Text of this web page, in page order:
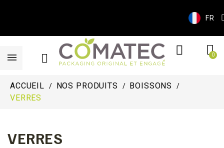
FR
ACCUEIL NOS PRODUITS
BOISSONS
VERRES
VERRES